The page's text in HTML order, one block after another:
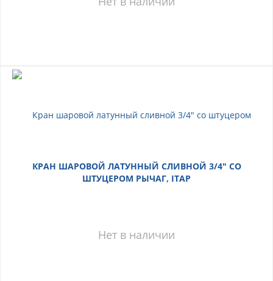
КРАН ШАРОВОЙ ЛАТУННЫЙ СЛИВНОЙ 3/4" СО
ШТУЦЕРОМ РЫЧАГ, ITAP
Нет в наличии